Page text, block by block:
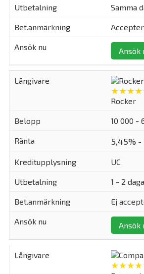
Samma
Ansök
Rocker
10 000 -
5,45% -
UC
1 - 2
Ej
Ansök